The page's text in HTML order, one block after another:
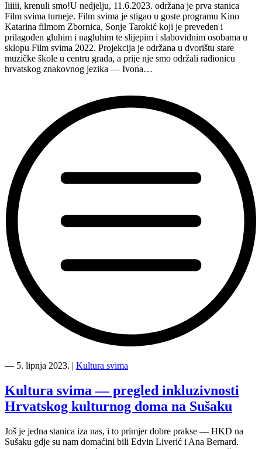
Iiiiii, krenuli smo!U nedjelju, 11.6.2023. održana je prva stanica
Film svima turneje. Film svima je stigao u goste programu Kino
Katarina filmom Zbornica, Sonje Tarokić koji je preveden i
prilagođen gluhim i nagluhim te slijepim i slabovidnim osobama u
sklopu Film svima 2022. Projekcija je održana u dvorištu stare
muzičke škole u centru grada, a prije nje smo održali radionicu
hrvatskog znakovnog jezika — Ivona…
svima
na
prvoj
stanici
Film
svima
― 5. lipnja 2023. Kultura svima
Kultura svima — pregled inkluzivnosti
Hrvatskog kulturnog doma na Sušaku
Još je jedna stanica iza nas, i to primjer dobre prakse — HKD na
Sušaku gdje su nam domaćini bili Edvin Liverić i Ana Bernard.